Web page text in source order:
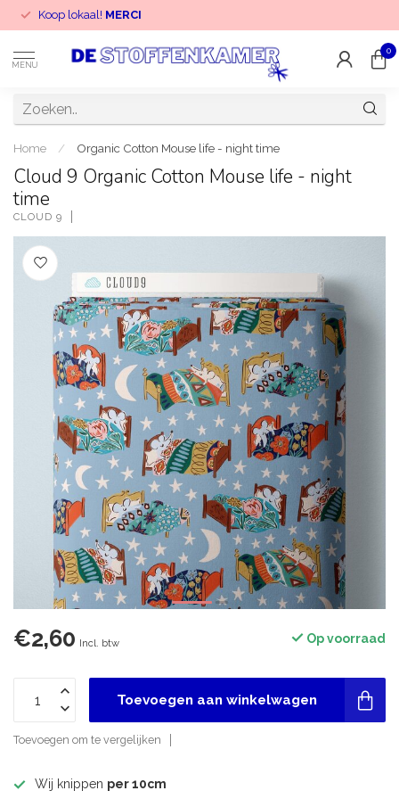
Koop lokaal! MERCI
MENU
0
Home / Organic Cotton Mouse life - night time
Cloud 9 Organic Cotton Mouse life - night
time
CLOUD 9
€2,60 Incl. btw Op voorraad
Toevoegen aan winkelwagen
Toevoegen om te vergelijken
Wij knippen per 10cm